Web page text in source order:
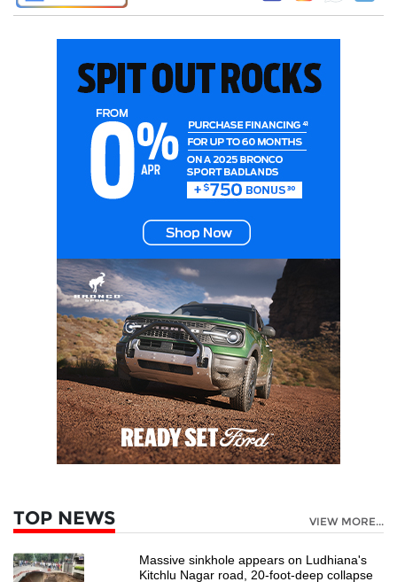
TOP NEWS VIEW MORE...
Massive sinkhole appears on Ludhiana's
Kitchlu Nagar road, 20-foot-deep collapse